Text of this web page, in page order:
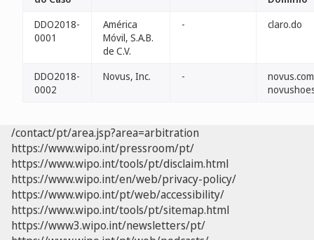
DDO2018-
0001
América
Móvil, S.A.B.
de C.V.
- claro.do
DDO2018-
0002
Novus, Inc. -
/contact/pt/area.jsp?area=arbitration
https://www.wipo.int/pressroom/pt/
https://www.wipo.int/tools/pt/disclaim.html
https://www.wipo.int/en/web/privacy-policy/
https://www.wipo.int/pt/web/accessibility/
https://www.wipo.int/tools/pt/sitemap.html
https://www3.wipo.int/newsletters/pt/